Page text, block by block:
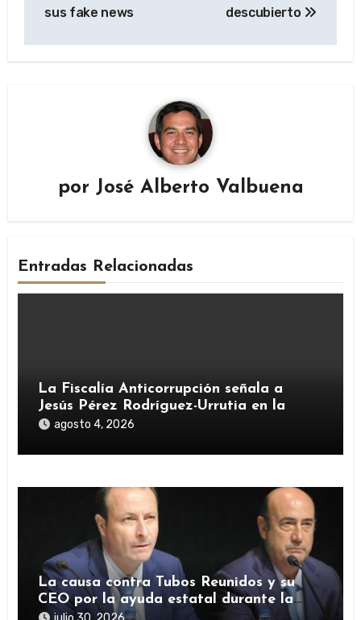
sus fake news descubierto
por José Alberto Valbuena
Entradas Relacionadas
La Fiscalía Anticorrupción señala a
Jesús Pérez Rodríguez-Urrutia en la
investigación del rescate de Tubos
agosto 4, 2026
La causa contra Tubos Reunidos y su
CEO por la ayuda estatal durante la
pandemia sigue abierta